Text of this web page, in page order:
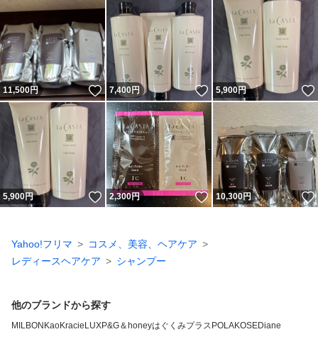
11,500円 いいね！
7,400円 いいね！
5,900円
5,900円 いいね！
2,300円 いいね！
10,300円
Yahoo!フリマ
コスメ、美容、ヘアケア
レディースヘアケア
シャンプー
他のブランドから探す
MILBON KaoKracie LUXP&G＆honeyはぐくみプラス POLAKOSEDiane